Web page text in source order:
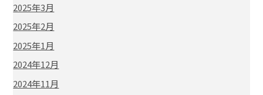
2025年3月
2025年2月
2025年1月
2024年12月
2024年11月